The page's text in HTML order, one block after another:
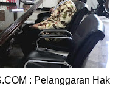
: Pelanggaran Hak